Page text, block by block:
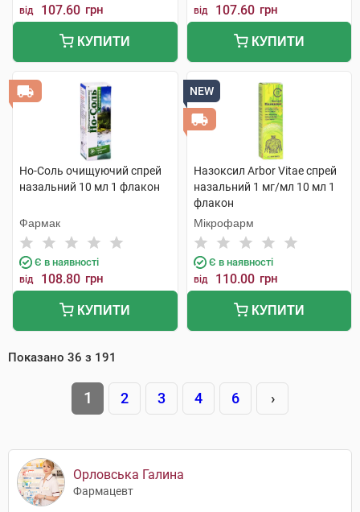
від 107.60 грн
КУПИТИ
від 107.60 грн
КУПИТИ
Но-Соль очищуючий спрей
назальний 10 мл 1 флакон
Фармак
Є в наявності
від 108.80 грн
КУПИТИ
NEW
Назоксил Arbor Vitae спрей
назальний 1 мг/мл 10 мл 1
флакон
Мікрофарм
Є в наявності
від 110.00 грн
КУПИТИ
Показано 36 з 191
1 2 3 4 6 ›
Орловська Галина
Фармацевт